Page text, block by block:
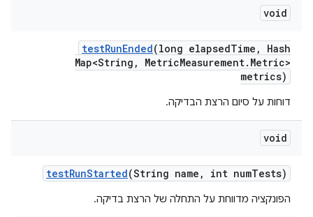
void
testRunEnded(long elapsedTime ,
Hash
Map<String , MetricMeasurement. Metric>
metrics)
דוחות על סיום הרצת הבדיקה.
void
testRunStarted(String name , int numTests)
הפונקציה מדווחת על התחלה של הרצת בדיקה.